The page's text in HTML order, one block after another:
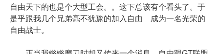
自由天下的也是个大型工会。。这下总该有个看头了。于
是乎跟我几个兄弟毫不犹豫的加入自由 成为一名光荣的
自由战士。